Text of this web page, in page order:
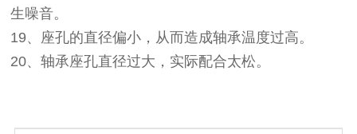
生噪音。
19、座孔的直径偏小，从而造成轴承温度过高。
20、轴承座孔直径过大，实际配合太松。